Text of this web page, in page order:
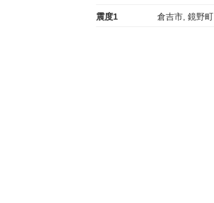
震度1 倉吉市, 鏡野町